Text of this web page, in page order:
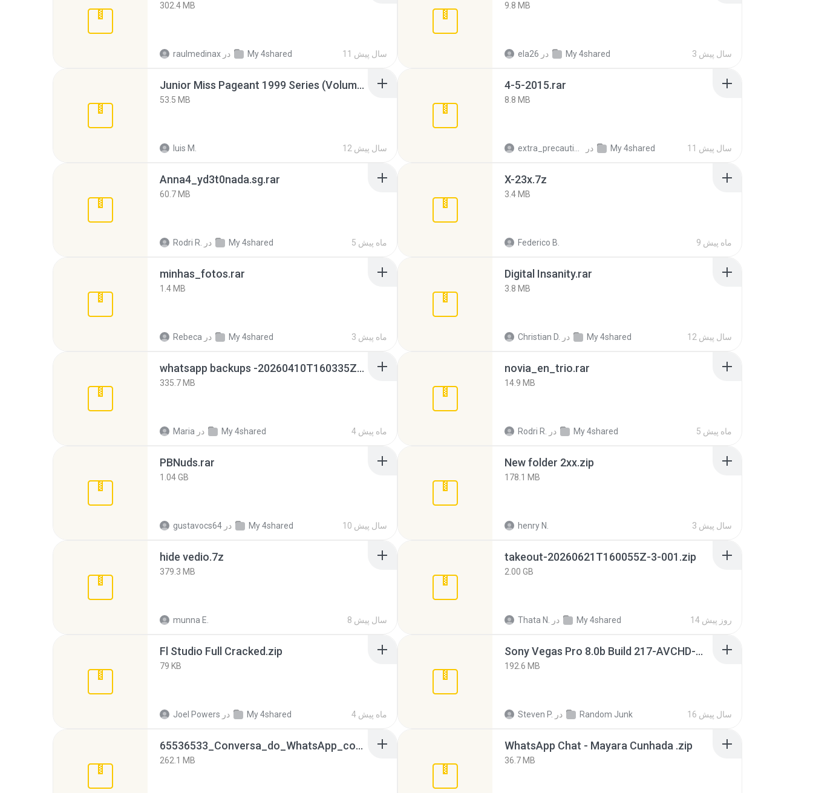
302.4 MB
raulmedinax در My 4shared 11 سال پیش
9.8 MB
ela26 در My 4shared 3 سال پیش
Junior Miss Pageant 1999 Series (Volume I Part I NC 6).7z
53.5 MB
luis M. 12 سال پیش
4-5-2015.rar
8.8 MB
در My 4shared 11 سال پیش
Anna4_yd3t0nada.sg.rar
60.7 MB
Rodri R. در My 4shared 5 ماه پیش
X-23x.7z
3.4 MB
Federico B. 9 ماه پیش
minhas_fotos.rar
1.4 MB
Rebeca در My 4shared 3 ماه پیش
Digital Insanity.rar
3.8 MB
Christian D. در My 4shared 12 سال پیش
whatsapp backups -20260410T160335Z-3-001.zip
335.7 MB
Maria در My 4shared 4 ماه پیش
novia_en_trio.rar
14.9 MB
Rodri R. در My 4shared 5 ماه پیش
PBNuds.rar
1.04 GB
gustavocs64 در My 4shared 10 سال پیش
New folder 2xx.zip
178.1 MB
henry N. 3 سال پیش
hide vedio.7z
379.3 MB
munna E. 8 سال پیش
takeout-20260621T160055Z-3-001.zip
2.00 GB
Thata N. در My 4shared 14 روز پیش
Fl Studio Full Cracked.zip
79 KB
Joel Powers در My 4shared 4 ماه پیش
Sony Vegas Pro 8.0b Build 217-AVCHD-MPG-AC3 FIXED.7z
192.6 MB
Steven P. در Random Junk 16 سال پیش
65536533_Conversa_do_WhatsApp_com_Meu_Esposo.zip
262.1 MB
WhatsApp Chat - Mayara Cunhada .zip
36.7 MB